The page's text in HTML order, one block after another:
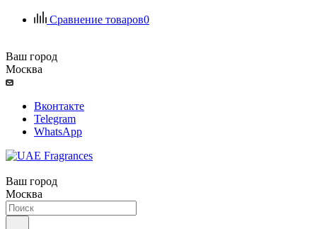
Сравнение товаров0
Ваш город
Москва
Вконтакте
Telegram
WhatsApp
Ваш город
Москва